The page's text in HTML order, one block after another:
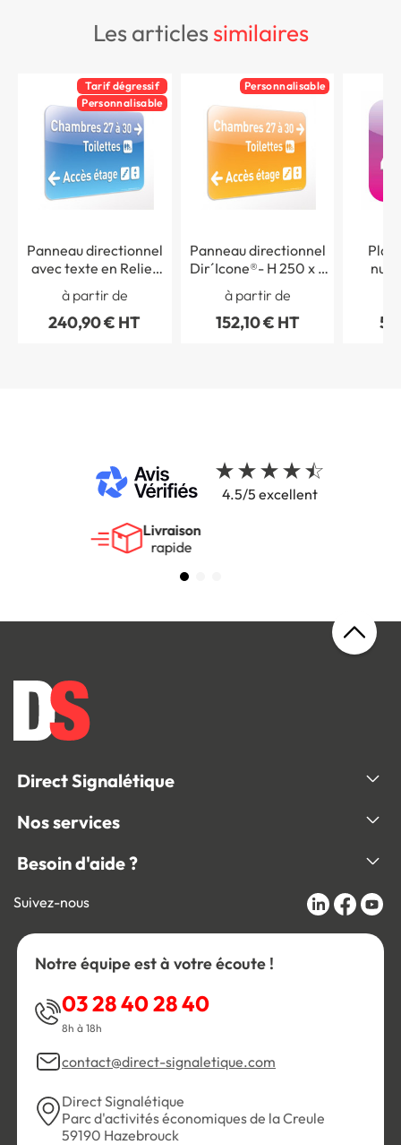
les articlessimilaires
Tarif dégressif
Personnalisable
Panneau directionnel
avec texte en Relief
Dir´Icone® - H 250 x L
400 mm
à partir de
240,90 € HT
Personnalisable
Panneau directionnel
Dir´Icone®- H 250 x L
400 mm
à partir de
152,10 € HT
4.5/5 excellent
Livraison
Direct Signalétique
Nos services
Besoin d'aide ?
Suivez-nous
Notre équipe est à votre écoute !
03 28 40 28 40
8h à 18h
contact@direct-signaletique.com
Direct Signalétique
Parc d'activités économiques de la Creule
59190 Hazebrouck